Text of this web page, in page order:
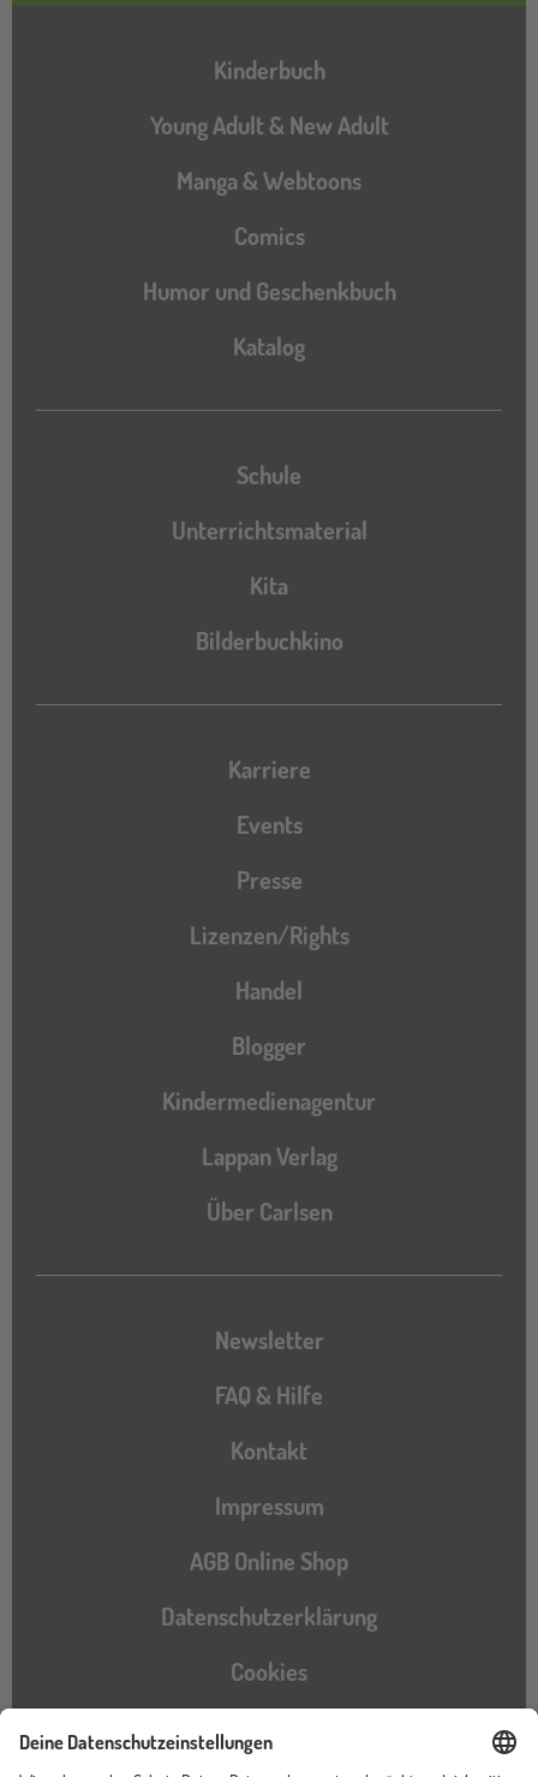
Hauptnavigation
Kinderbuch
Young Adult & New Adult
Manga & Webtoons
Comics
Humor und Geschenkbuch
Katalog
Katalog
Schule
Unterrichtsmaterial
Kita
Bilderbuchkino
Karriere
Events
Presse
Lizenzen/Rights
Handel
Blogger
Kindermedienagentur
Lappan Verlag
Über Carlsen
Newsletter
FAQ & Hilfe
Kontakt
Impressum
AGB Online Shop
Datenschutzerklärung
Cookies
Barrierefreiheitserklärung